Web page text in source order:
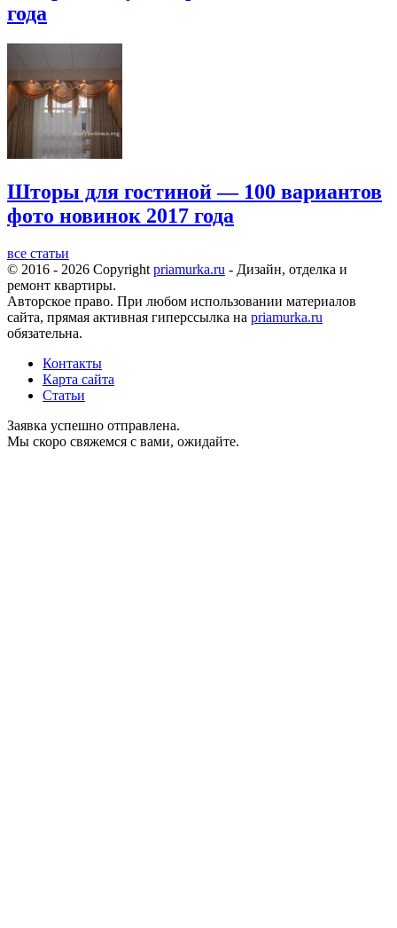
года
Шторы для гостиной — 100 вариантов
фото новинок 2017 года
все статьи
© 2016 - 2026 Copyright priamurka.ru - Дизайн, отделка и
ремонт квартиры.
Авторское право. При любом использовании материалов
сайта, прямая активная гиперссылка на priamurka.ru
обязательна.
Контакты
Карта сайта
Статьи
Заявка успешно отправлена.
Мы скоро свяжемся с вами, ожидайте.